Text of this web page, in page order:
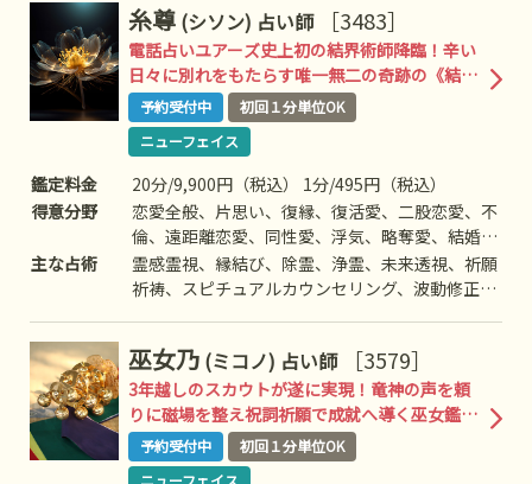
人、など
との交信、アニマルコミニケーション、命名/改
名、など
糸尊 (シソン) 占い師 ［3483］
電話占いユアーズ史上初の結界術師降臨！辛い
日々に別れをもたらす唯一無二の奇跡の《結界
術》！
予約受付中
初回１分単位OK
ニューフェイス
鑑定料金
20分/9,900円（税込） 1分/495円（税込）
得意分野
恋愛全般、片思い、復縁、復活愛、二股恋愛、不
倫、遠距離恋愛、同性愛、浮気、略奪愛、結婚、
離婚、夫婦問題、家族/家庭問題、親子、育児、
教育、介護、引っ越し、人間関係、仕事全般、適
動物、失せ物、心霊相談など
主な占術
霊感霊視、縁結び、除霊、浄霊、未来透視、祈願
祈祷、スピチュアルカウンセリング、波動修正、
供養、写真供養、過去世供養、高次との交信、開
運、霊符、お札、特殊占術など
巫女乃 (ミコノ) 占い師 ［3579］
3年越しのスカウトが遂に実現！竜神の声を頼
りに磁場を整え祝詞祈願で成就へ導く巫女鑑定
士降臨！
予約受付中
初回１分単位OK